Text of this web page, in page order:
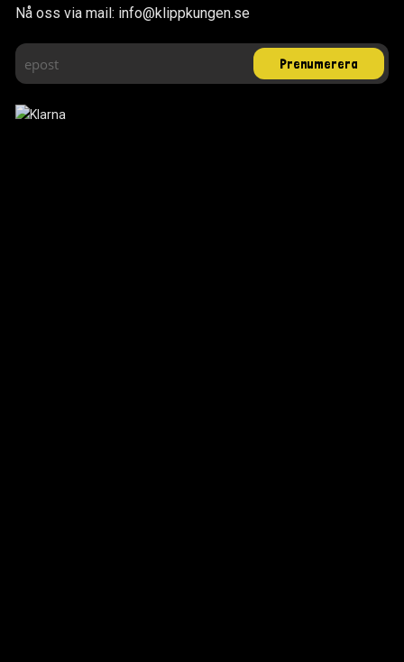
Nå oss via mail: info@klippkungen.se